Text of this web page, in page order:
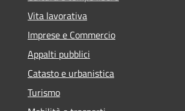
Vita lavorativa
Imprese e Commercio
Appalti pubblici
Catasto e urbanistica
Turismo